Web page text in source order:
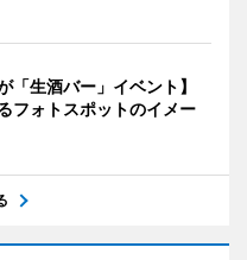
「生酒バー」イベント】
フォトスポットのイメー